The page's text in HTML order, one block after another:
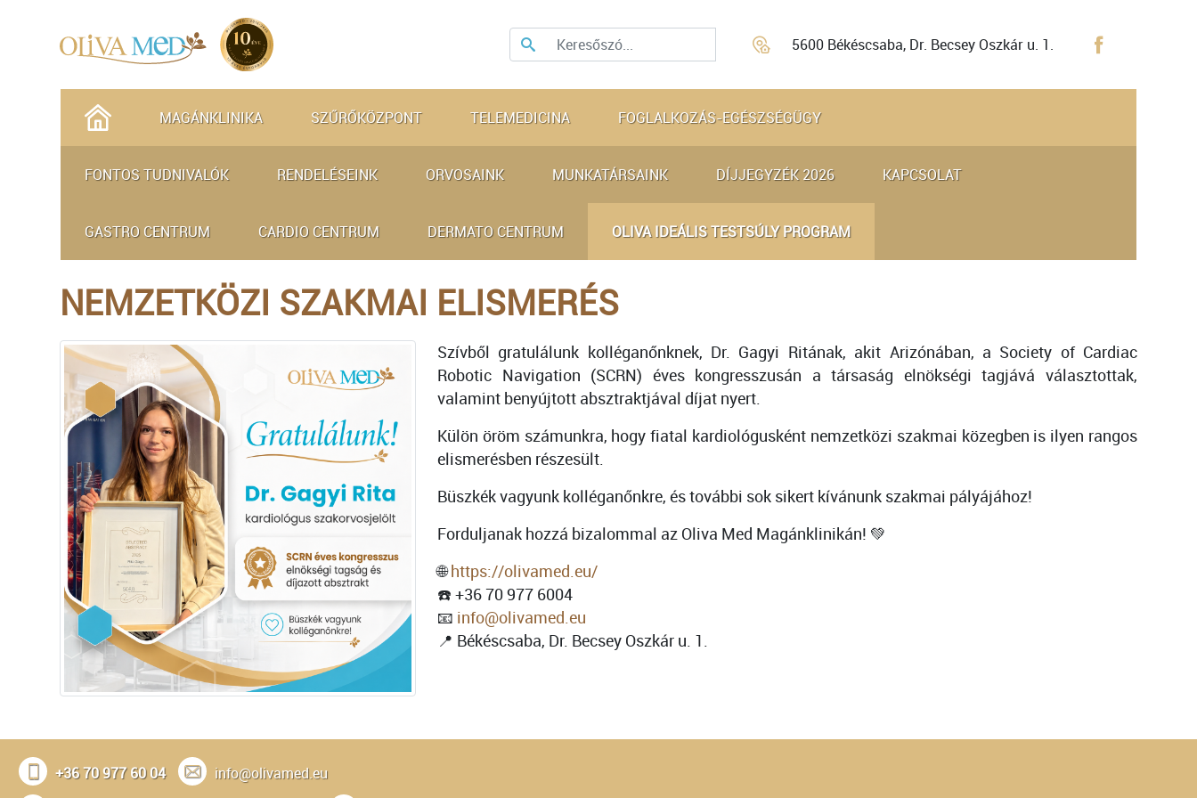
5600 Békéscsaba, Dr. Becsey Oszkár u. 1.
MAGÁNKLINIKA SZŰRŐKÖZPONT TELEMEDICINA FOGLALKOZÁS-EGÉSZSÉGÜGY
FONTOS TUDNIVALÓK RENDELÉSEINK ORVOSAINK MUNKATÁRSAINK DÍJJEGYZÉK 2026 KAPCSOLAT
GASTRO CENTRUM CARDIO CENTRUM DERMATO CENTRUM OLIVA IDEÁLIS TESTSÚLY PROGRAM
NEMZETKÖZI SZAKMAI ELISMERÉS
Szívből gratulálunk kolléganőnknek, Dr. Gagyi Ritának, akit Arizónában, a Society of Cardiac
Robotic Navigation (SCRN) éves kongresszusán a társaság elnökségi tagjává választottak,
valamint benyújtott absztraktjával díjat nyert.
Külön öröm számunkra, hogy fiatal kardiológusként nemzetközi szakmai közegben is ilyen rangos
elismerésben részesült.
Büszkék vagyunk kolléganőnkre, és további sok sikert kívánunk szakmai pályájához!
Forduljanak hozzá bizalommal az Oliva Med Magánklinikán! 💚
🌐https://olivamed.eu/
☎️ +36 70 977 6004
📧 info@olivamed.eu
📍 Békéscsaba, Dr. Becsey Oszkár u. 1.
+36 70 977 60 04 info@olivamed.eu